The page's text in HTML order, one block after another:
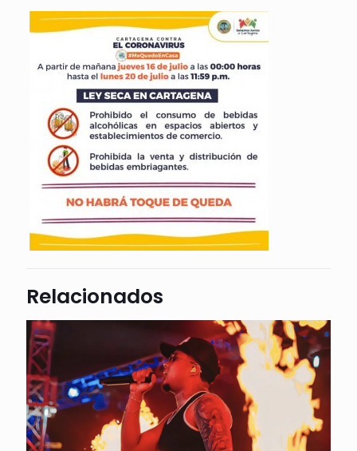
Relacionados